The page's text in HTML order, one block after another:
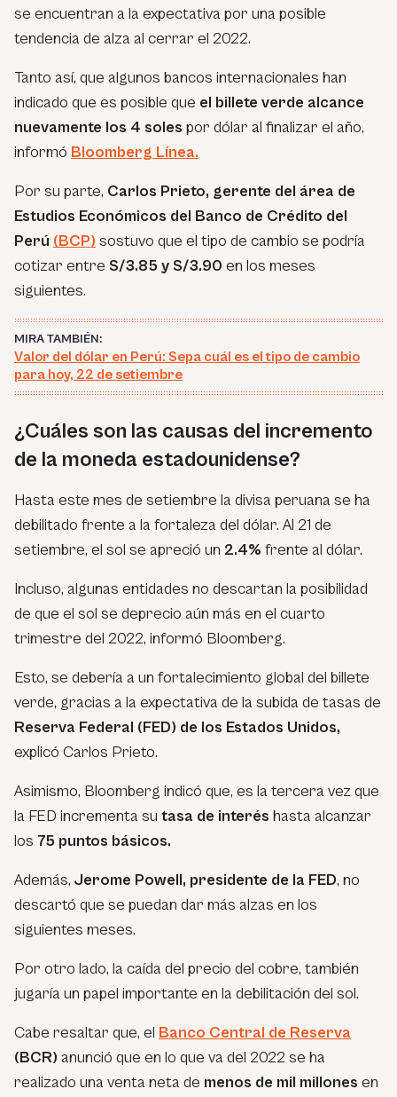
se encuentran a la expectativa por una posible
tendencia de alza al cerrar el 2022.
Tanto así, que algunos bancos internacionales han
indicado que es posible que el billete verde alcance
nuevamente los 4 soles por dólar al finalizar el año,
informó Bloomberg Línea.
Por su parte, Carlos Prieto, gerente del área de
Estudios Económicos del Banco de Crédito del
Perú (BCP) sostuvo que el tipo de cambio se podría
cotizar entre S/3.85 y S/3.90 en los meses
siguientes.
MIRA TAMBIÉN:
Valor del dólar en Perú: Sepa cuál es el tipo de cambio
para hoy, 22 de setiembre
¿Cuáles son las causas del incremento
de la moneda estadounidense?
Hasta este mes de setiembre la divisa peruana se ha
debilitado frente a la fortaleza del dólar. Al 21 de
setiembre, el sol se apreció un 2.4% frente al dólar.
Incluso, algunas entidades no descartan la posibilidad
de que el sol se deprecio aún más en el cuarto
trimestre del 2022, informó Bloomberg.
Esto, se debería a un fortalecimiento global del billete
verde, gracias a la expectativa de la subida de tasas de
Reserva Federal (FED) de los Estados Unidos,
explicó Carlos Prieto.
Asimismo, Bloomberg indicó que, es la tercera vez que
la FED incrementa su tasa de interés hasta alcanzar
los 75 puntos básicos.
Además, Jerome Powell, presidente de la FED, no
descartó que se puedan dar más alzas en los
siguientes meses.
Por otro lado, la caída del precio del cobre, también
jugaría un papel importante en la debilitación del sol.
Cabe resaltar que, el Banco Central de Reserva
(BCR) anunció que en lo que va del 2022 se ha
realizado una venta neta de menos de mil millones en